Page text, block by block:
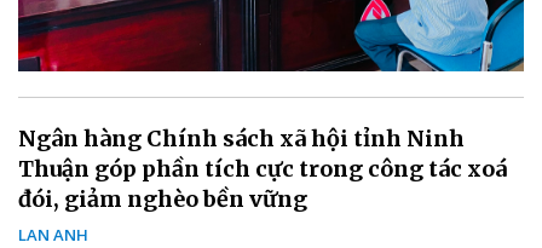
Ngân hàng Chính sách xã hội tỉnh Ninh
Thuận góp phần tích cực trong công tác xoá
đói, giảm nghèo bền vững
LAN ANH